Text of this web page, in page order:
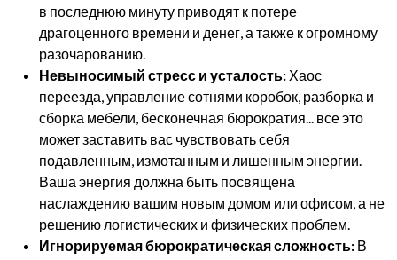
в последнюю минуту приводят к потере
драгоценного времени и денег, а также к огромному
разочарованию.
Невыносимый стресс и усталость: Хаос
переезда, управление сотнями коробок, разборка и
сборка мебели, бесконечная бюрократия... все это
может заставить вас чувствовать себя
подавленным, измотанным и лишенным энергии.
Ваша энергия должна быть посвящена
наслаждению вашим новым домом или офисом, а не
решению логистических и физических проблем.
Игнорируемая бюрократическая сложность: В